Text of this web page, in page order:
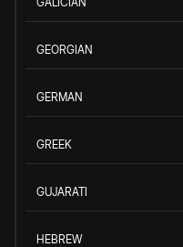
GEORGIAN
GERMAN
GREEK
GUJARATI
HEBREW